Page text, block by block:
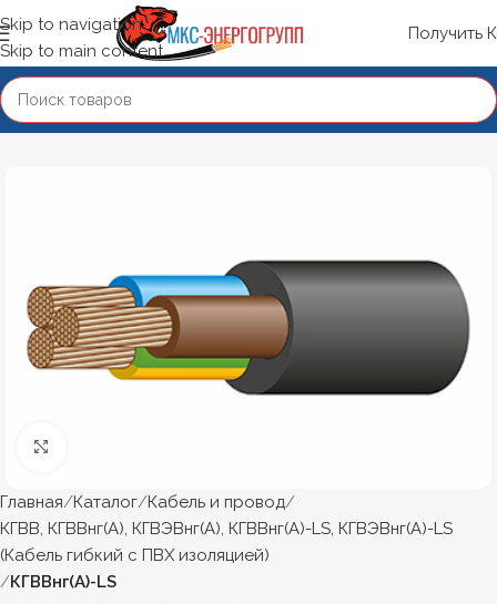
Skip to navigation
Skip to main content
Получить
Главная Каталог Кабель и провод
КГВВ, КГВВнг(А), КГВЭВнг(А), КГВВнг(А)-LS, КГВЭВнг(А)-LS
(Кабель гибкий с ПВХ изоляцией)
КГВВнг(А)-LS